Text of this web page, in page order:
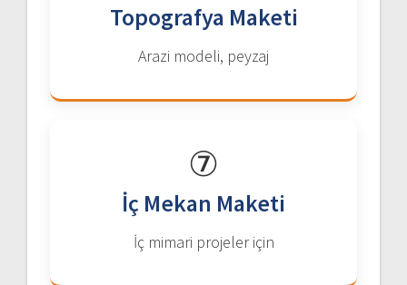
Topografya Maketi
Arazi modeli, peyzaj
⑦
İç Mekan Maketi
İç mimari projeler için